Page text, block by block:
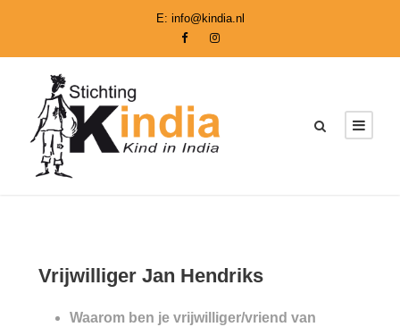
E: info@kindia.nl
Vrijwilliger Jan Hendriks
Waarom ben je vrijwilliger/vriend van